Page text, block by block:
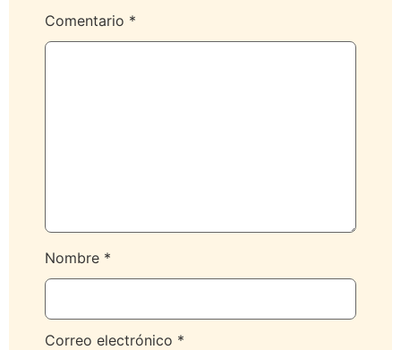
Comentario *
Nombre *
Correo electrónico *